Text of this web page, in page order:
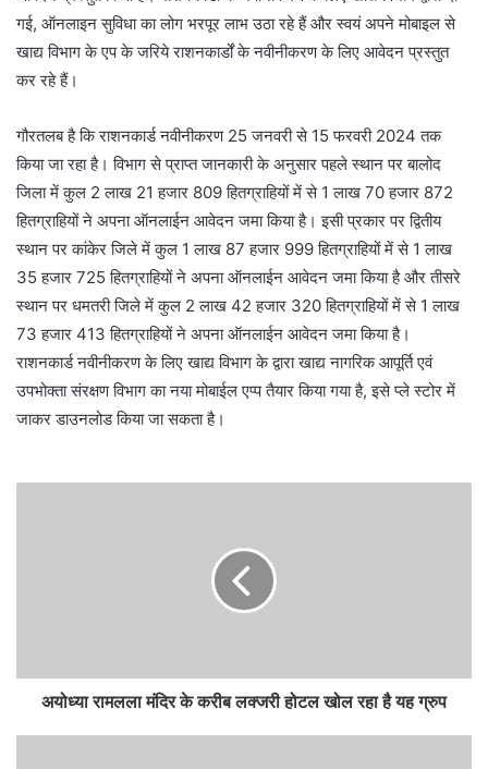
गई, ऑनलाइन सुविधा का लोग भरपूर लाभ उठा रहे हैं और स्वयं अपने मोबाइल से
खाद्य विभाग के एप के जरिये राशनकार्डों के नवीनीकरण के लिए आवेदन प्रस्तुत
कर रहे हैं।
गौरतलब है कि राशनकार्ड नवीनीकरण 25 जनवरी से 15 फरवरी 2024 तक
किया जा रहा है। विभाग से प्राप्त जानकारी के अनुसार पहले स्थान पर बालोद
जिला में कुल 2 लाख 21 हजार 809 हितग्राहियों में से 1 लाख 70 हजार 872
हितग्राहियों ने अपना ऑनलाईन आवेदन जमा किया है। इसी प्रकार पर द्वितीय
स्थान पर कांकेर जिले में कुल 1 लाख 87 हजार 999 हितग्राहियों में से 1 लाख
35 हजार 725 हितग्राहियों ने अपना ऑनलाईन आवेदन जमा किया है और तीसरे
स्थान पर धमतरी जिले में कुल 2 लाख 42 हजार 320 हितग्राहियों में से 1 लाख
73 हजार 413 हितग्राहियों ने अपना ऑनलाईन आवेदन जमा किया है।
राशनकार्ड नवीनीकरण के लिए खाद्य विभाग के द्वारा खाद्य नागरिक आपूर्ति एवं
उपभोक्ता संरक्षण विभाग का नया मोबाईल एप्प तैयार किया गया है, इसे प्ले स्टोर में
जाकर डाउनलोड किया जा सकता है।
अयोध्या रामलला मंदिर के करीब लक्जरी होटल खोल रहा है यह ग्रुप